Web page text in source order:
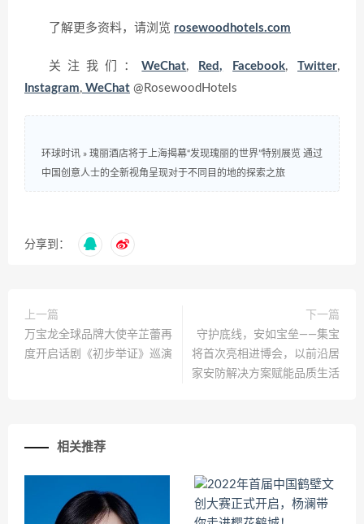
了解更多资料，请浏览 rosewoodhotels.com
关注我们：WeChat, Red, Facebook, Twitter,
Instagram, WeChat @RosewoodHotels
环球时讯 » 瑰丽酒店将于上海揭幕“发现瑰丽的世界”特别展览 通过
中国创意人士的全新视角呈现对于不同目的地的探索之旅
分享到：
上一篇
万宝龙全球品牌大使辛芷蕾再
度开启话剧《初步举证》巡演
下一篇
守护底线，安如宝垒——集宝
将首次亮相进博会，以前沿居
家安防解决方案赋能品质生活
相关推荐